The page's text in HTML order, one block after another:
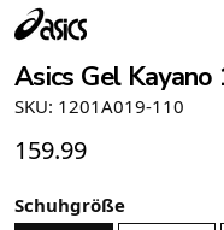
Asics Gel Kayano
SKU: 1201A019-110
159.99
Schuhgröße